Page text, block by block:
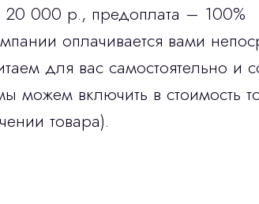
000 р., предоплата – 100%
оплачивается вами
для вас самостоятельно
можем включить в стоимость
товара).